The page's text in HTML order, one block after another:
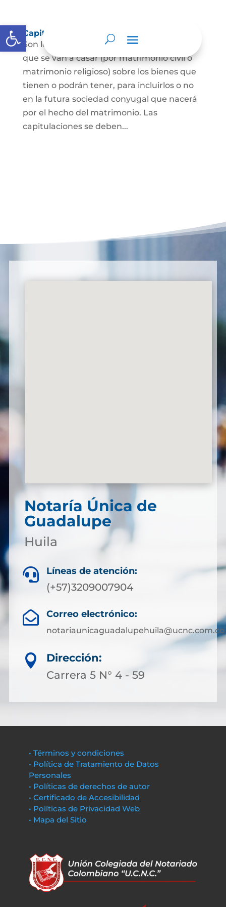
Abrir barra de herramientas
Capitulaciones Matrimoniales
Son los acuerdos que hacen las personas
que se van a casar (por matrimonio civil o
matrimonio religioso) sobre los bienes que
tienen o podrán tener, para incluirlos o no
en la futura sociedad conyugal que nacerá
por el hecho del matrimonio. Las
capitulaciones se deben...
Notaría Única de
Guadalupe
Huila
 Líneas de atención:
(+57)3209007904
 Correo electrónico:
notariaunicaguadalupehuila@ucnc.com.co

Dirección:
Carrera 5 N° 4 - 59
• Términos y condiciones
• Política de Tratamiento de Datos
Personales
• Políticas de derechos de autor
• Certificado de Accesibilidad
• Políticas de Privacidad Web
• Mapa del Sitio